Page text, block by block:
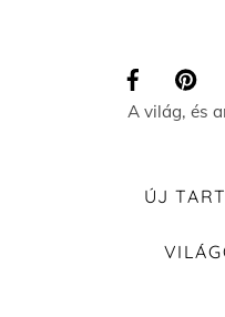
A világ, és
ÚJ